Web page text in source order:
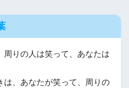
周りの人は笑って、あなたは
は、あなたが笑って、周りの